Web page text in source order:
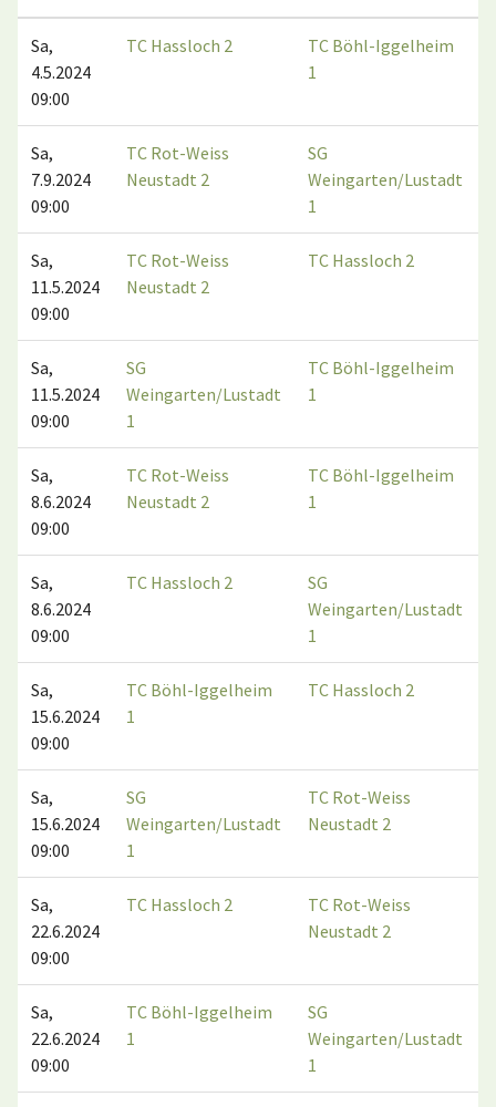
Sa,
4.5.2024
09:00
TC Hassloch 2
TC Böhl-Iggelheim
1
Sa,
7.9.2024
09:00
TC Rot-Weiss
Neustadt 2
SG
Weingarten/Lustadt
1
Sa,
11.5.2024
09:00
TC Rot-Weiss
Neustadt 2
TC Hassloch 2
Sa,
11.5.2024
09:00
SG
Weingarten/Lustadt
1
TC Böhl-Iggelheim
1
Sa,
8.6.2024
09:00
TC Rot-Weiss
Neustadt 2
TC Böhl-Iggelheim
1
Sa,
8.6.2024
09:00
TC Hassloch 2
SG
Weingarten/Lustadt
1
Sa,
15.6.2024
09:00
TC Böhl-Iggelheim
1
TC Hassloch 2
Sa,
15.6.2024
09:00
SG
Weingarten/Lustadt
1
TC Rot-Weiss
Neustadt 2
Sa,
22.6.2024
09:00
TC Hassloch 2
TC Rot-Weiss
Neustadt 2
Sa,
22.6.2024
09:00
TC Böhl-Iggelheim
1
SG
Weingarten/Lustadt
1